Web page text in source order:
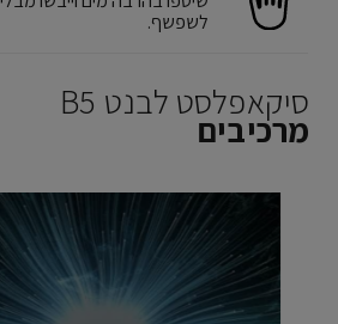
לשפשף.
סיקאפלסט לבנט B5
מרכיבים